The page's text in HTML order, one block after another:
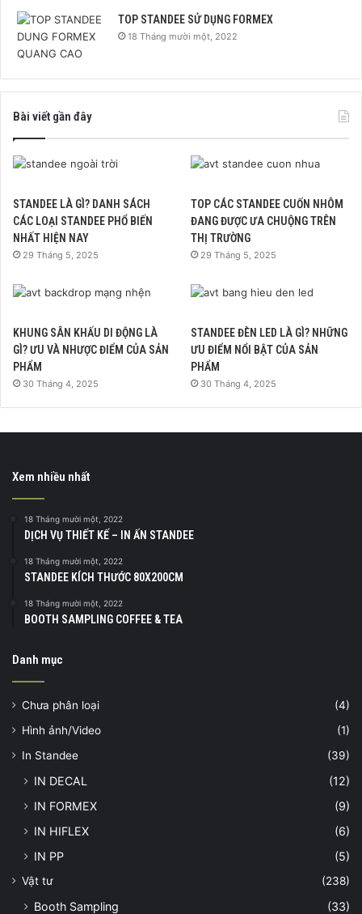
TOP STANDEE SỬ DỤNG FORMEX
18 Tháng mười một, 2022
Bài viết gần đây
STANDEE LÀ GÌ? DANH SÁCH
CÁC LOẠI STANDEE PHỔ BIẾN
NHẤT HIỆN NAY
29 Tháng 5, 2025
TOP CÁC STANDEE CUỐN NHÔM
ĐANG ĐƯỢC ƯA CHUỘNG TRÊN
THỊ TRƯỜNG
29 Tháng 5, 2025
KHUNG SÂN KHẤU DI ĐỘNG LÀ
GÌ? ƯU VÀ NHƯỢC ĐIỂM CỦA SẢN
PHẨM
30 Tháng 4, 2025
STANDEE ĐÈN LED LÀ GÌ? NHỮNG
ƯU ĐIỂM NỔI BẬT CỦA SẢN
PHẨM
30 Tháng 4, 2025
Xem nhiều nhất
18 Tháng mười một, 2022
DỊCH VỤ THIẾT KẾ – IN ẤN STANDEE
18 Tháng mười một, 2022
STANDEE KÍCH THƯỚC 80X200CM
18 Tháng mười một, 2022
BOOTH SAMPLING COFFEE & TEA
Danh mục
Chưa phân loại
(4)
Hình ảnh/Video
(1)
In Standee
(39)
IN DECAL
(12)
IN FORMEX
(9)
IN HIFLEX
(6)
IN PP
(5)
Vật tư (238)
Booth Sampling
(33)